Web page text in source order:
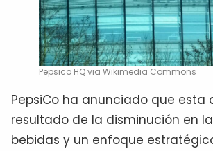
Pepsico HQ via Wikimedia Commons
PepsiCo ha anunciado que esta
resultado de la disminución en
bebidas y un enfoque